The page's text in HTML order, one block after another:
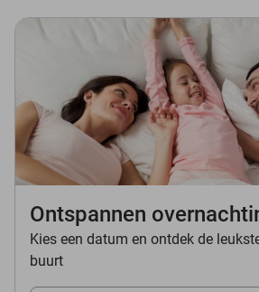
Ontspannen
Kies een datum en ontdek de
buurt